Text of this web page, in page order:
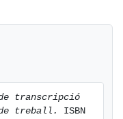
transcripció
treball.
ISBN